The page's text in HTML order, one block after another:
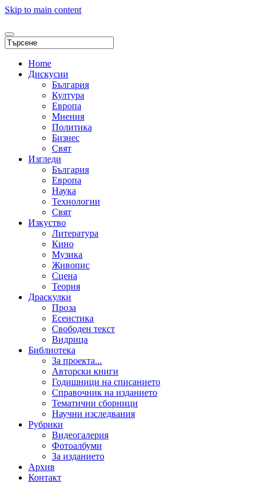
Skip to main content
Home
Дискусии
България
Култура
Европа
Мнения
Политика
Бизнес
Свят
Изгледи
България
Европа
Наука
Технологии
Свят
Изкуство
Литература
Кино
Музика
Живопис
Сцена
Теория
Драскулки
Проза
Есеистика
Свободен текст
Видрица
Библиотека
За проекта...
Авторски книги
Годишници на списанието
Справочник на изданието
Тематични сборници
Научни изследвания
Рубрики
Видеогалерия
Фотоалбуми
За изданието
Архив
Контакт